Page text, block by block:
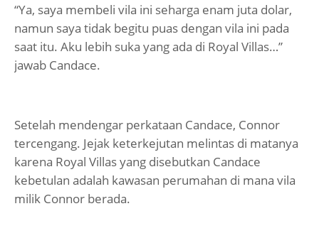
“Ya, saya membeli vila ini seharga enam juta dolar,
namun saya tidak begitu puas dengan vila ini pada
saat itu. Aku lebih suka yang ada di Royal Villas…”
jawab Candace.
Setelah mendengar perkataan Candace, Connor
tercengang. Jejak keterkejutan melintas di matanya
karena Royal Villas yang disebutkan Candace
kebetulan adalah kawasan perumahan di mana vila
milik Connor berada.